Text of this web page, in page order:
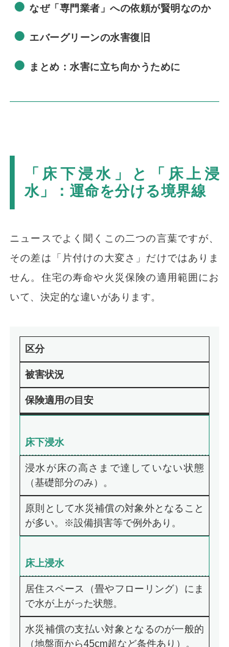
なぜ「専門業者」への依頼が賢明なのか
エバーグリーンの水害復旧
まとめ：水害に立ち向かうために
「床下浸水」と「床上浸
水」：運命を分ける境界線
ニュースでよく聞くこの二つの言葉ですが、
その差は「片付けの大変さ」だけではありま
せん。住宅の寿命や火災保険の適用範囲にお
いて、決定的な違いがあります。
区分
被害状況
保険適用の目安
床下浸水
浸水が床の高さまで達していない状態
（基礎部分のみ）。
原則として水災補償の対象外となること
が多い。※設備損害等で例外あり。
床上浸水
居住スペース（畳やフローリング）にま
で水が上がった状態。
水災補償の支払い対象となるのが一般的
（地盤面から45cm超など条件あり）。